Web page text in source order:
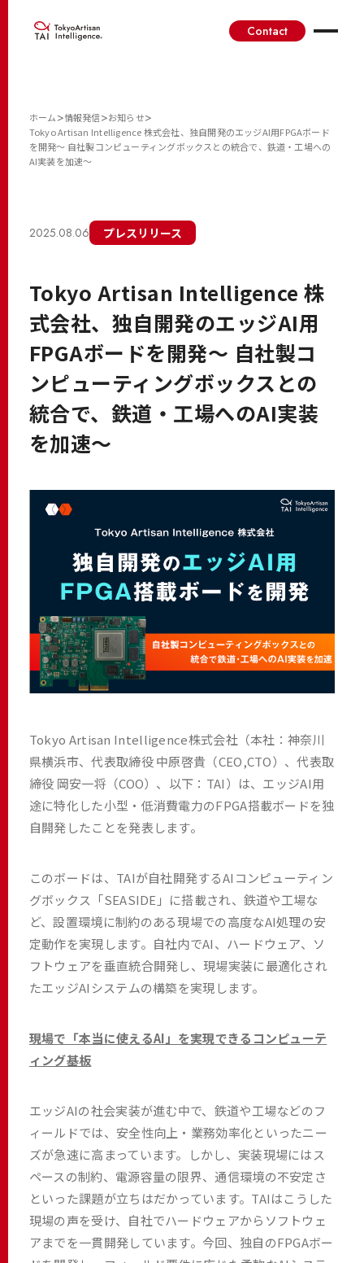
Contact
ホーム>情報発信>お知らせ>
Tokyo Artisan Intelligence 株式会社、独自開発のエッジAI用FPGAボード
を開発〜 自社製コンピューティングボックスとの統合で、鉄道・工場への
AI実装を加速〜
2025.08.06 プレスリリース
Tokyo Artisan Intelligence 株
式会社、独自開発のエッジAI用
FPGAボードを開発〜 自社製コ
ンピューティングボックスとの
統合で、鉄道・工場へのAI実装
を加速〜
Tokyo Artisan Intelligence株式会社（本社：神奈川
県横浜市、代表取締役 中原啓貴（CEO,CTO）、代表取
締役 岡安一将（COO）、以下：TAI）は、エッジAI用
途に特化した小型・低消費電力のFPGA搭載ボードを独
自開発したことを発表します。
このボードは、TAIが自社開発するAIコンピューティン
グボックス「SEASIDE」に搭載され、鉄道や工場な
ど、設置環境に制約のある現場での高度なAI処理の安
定動作を実現します。自社内でAI、ハードウェア、ソ
フトウェアを垂直統合開発し、現場実装に最適化され
たエッジAIシステムの構築を実現します。
現場で「本当に使えるAI」を実現できるコンピューテ
ィング基板
エッジAIの社会実装が進む中で、鉄道や工場などのフ
ィールドでは、安全性向上・業務効率化といったニー
ズが急速に高まっています。しかし、実装現場にはス
ペースの制約、電源容量の限界、通信環境の不安定さ
といった課題が立ちはだかっています。TAIはこうした
現場の声を受け、自社でハードウェアからソフトウェ
アまでを一貫開発しています。今回、独自のFPGAボー